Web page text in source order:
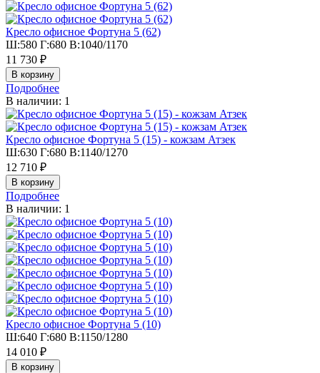
Кресло офисное Фортуна 5 (62)
Ш:580 Г:680 В:1040/1170
11 730 ₽
Подробнее
В наличии: 1
Кресло офисное Фортуна 5 (15) - кожзам Атзек
Ш:630 Г:680 В:1140/1270
12 710 ₽
Подробнее
В наличии: 1
Кресло офисное Фортуна 5 (10)
Ш:640 Г:680 В:1150/1280
14 010 ₽